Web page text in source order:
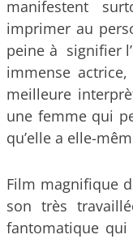
manifestent
imprimer au
peine à signifier
immense actrice,
meilleure
une femme qui
qu’elle a elle-
Film magnifique
son très
fantomatique qui